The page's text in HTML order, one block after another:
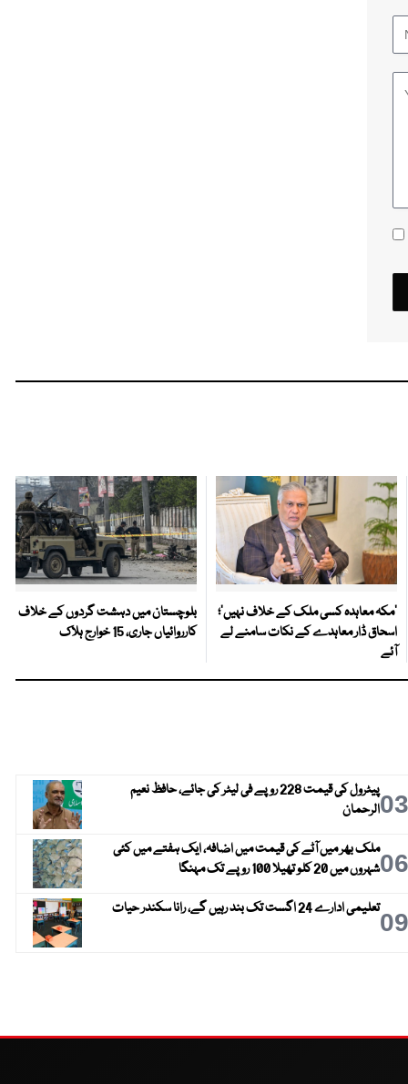
‘مکہ معاہدہ کسی ملک کے خلاف نہیں’؛
اسحاق ڈار معاہدے کے نکات سامنے لے
آئے
بلوچستان میں دہشت گردوں کے خلاف
کارروائیاں جاری، 15 خوارج ہلاک
03
پیٹرول کی قیمت 228 روپے فی لیٹر کی جائے، حافظ نعیم
الرحمان
06ملک بھر میں آٹے کی قیمت میں اضافہ، ایک ہفتے میں کئی
شہروں میں 20 کلو تھیلا 100 روپے تک مہنگا
09تعلیمی ادارے 24 اگست تک بند رہیں گے، رانا سکندر حیات